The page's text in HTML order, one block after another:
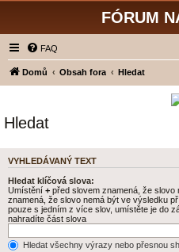
FÓRUM
FAQ
Domů Obsah fora Hledat
Hledat
VYHLEDÁVANÝ TEXT
Hledat klíčová slova:
Umístění + před slovem znamená, že
znamená, že slovo nemá být ve výsledku
pouze s jedním z více slov, umístěte je do
nahradíte část slova
Hledat všechny výrazy nebo přesnou